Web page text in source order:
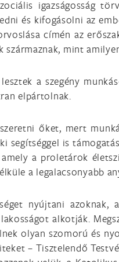
igazságosság
és kifogásolni az
címén az
mint
a szegény
elpártolnak.
őket, mert
segítséggel is
a proletárok
a legalacsonyabb
nyújtani
alkotják.
olyan szomorú és
– Tisztelendő